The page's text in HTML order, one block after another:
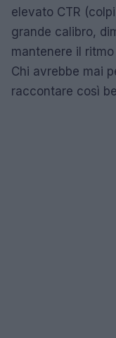
elevato CTR
grande calibro,
mantenere il
Chi avrebbe mai
raccontare così